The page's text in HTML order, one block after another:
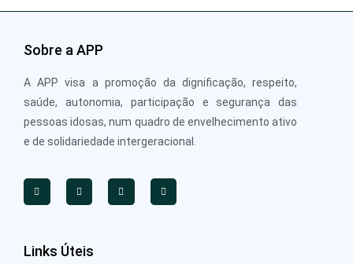
Sobre a APP
A APP visa a promoção da dignificação, respeito,
saúde, autonomia, participação e segurança das
pessoas idosas, num quadro de envelhecimento ativo
e de solidariedade intergeracional.
Links Úteis